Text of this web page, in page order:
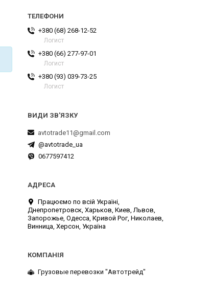
+380 (68) 268-12-52
Логист
+380 (66) 277-97-01
Логист
+380 (93) 039-73-25
Логист
avtotrade11@gmail.com
@avtotrade_ua
0677597412
Працюємо по всій Україні,
Днепропетровск, Харьков, Киев, Львов,
Запорожье, Одесса, Кривой Рог, Николаев,
Винница, Херсон, Україна
Грузовые перевозки "Автотрейд"